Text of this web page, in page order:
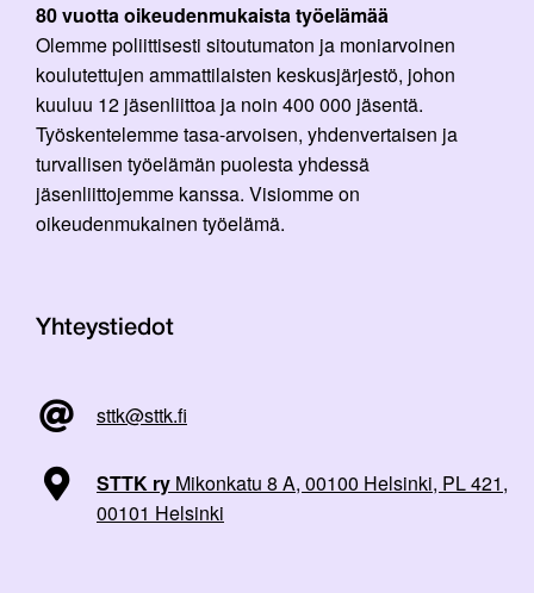
80 vuotta oikeudenmukaista työelämää
Olemme poliittisesti sitoutumaton ja moniarvoinen
koulutettujen ammattilaisten keskusjärjestö, johon
kuuluu 12 jäsenliittoa ja noin 400 000 jäsentä.
Työskentelemme tasa-arvoisen, yhdenvertaisen ja
turvallisen työelämän puolesta yhdessä
jäsenliittojemme kanssa. Visiomme on
oikeudenmukainen työelämä.
Yhteystiedot
sttk@sttk.fi
STTK ry Mikonkatu 8 A, 00100 Helsinki, PL 421,
00101 Helsinki